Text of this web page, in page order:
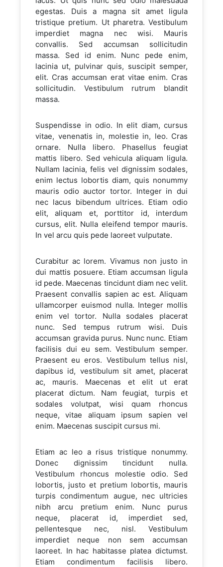
egestas. Duis a magna sit amet ligula
tristique pretium. Ut pharetra. Vestibulum
imperdiet magna nec wisi. Mauris
convallis. Sed accumsan sollicitudin
massa. Sed id enim. Nunc pede enim,
lacinia ut, pulvinar quis, suscipit semper,
elit. Cras accumsan erat vitae enim. Cras
sollicitudin. Vestibulum rutrum blandit
massa.
Suspendisse in odio. In elit diam, cursus
vitae, venenatis in, molestie in, leo. Cras
ornare. Nulla libero. Phasellus feugiat
mattis libero. Sed vehicula aliquam ligula.
Nullam lacinia, felis vel dignissim sodales,
enim lectus lobortis diam, quis nonummy
mauris odio auctor tortor. Integer in dui
nec lacus bibendum ultrices. Etiam odio
elit, aliquam et, porttitor id, interdum
cursus, elit. Nulla eleifend tempor mauris.
In vel arcu quis pede laoreet vulputate.
Curabitur ac lorem. Vivamus non justo in
dui mattis posuere. Etiam accumsan ligula
id pede. Maecenas tincidunt diam nec velit.
Praesent convallis sapien ac est. Aliquam
ullamcorper euismod nulla. Integer mollis
enim vel tortor. Nulla sodales placerat
nunc. Sed tempus rutrum wisi. Duis
accumsan gravida purus. Nunc nunc. Etiam
facilisis dui eu sem. Vestibulum semper.
Praesent eu eros. Vestibulum tellus nisl,
dapibus id, vestibulum sit amet, placerat
ac, mauris. Maecenas et elit ut erat
placerat dictum. Nam feugiat, turpis et
sodales volutpat, wisi quam rhoncus
neque, vitae aliquam ipsum sapien vel
enim. Maecenas suscipit cursus mi.
Etiam ac leo a risus tristique nonummy.
Donec dignissim tincidunt nulla.
Vestibulum rhoncus molestie odio. Sed
lobortis, justo et pretium lobortis, mauris
turpis condimentum augue, nec ultricies
nibh arcu pretium enim. Nunc purus
neque, placerat id, imperdiet sed,
pellentesque nec, nisl. Vestibulum
imperdiet neque non sem accumsan
laoreet. In hac habitasse platea dictumst.
Etiam condimentum facilisis libero.